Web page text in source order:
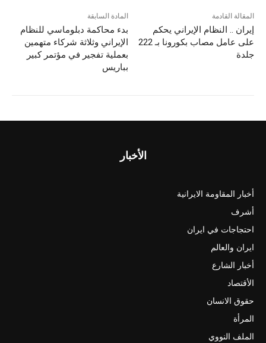
b
o
o
d
o
n
المادة السابقة
بدء محاكمة دبلوماسي للنظام
الإيراني وثلاثة شركاء متهمين
بعملية تفجير في مؤتمر كبير
بباريس
المقالة القادمة
إيران .. النظام الإيراني يحكم
على عامل مصاب بكورونا بـ 222
جلدة
الأخبار
أخبار المقاومة الايرانية
أشرف
احتجاجات في ايران
ايران والعالم
أخبار الشارع
الأقتصاد
حقوق الانسان
المرأة
الملف النووي